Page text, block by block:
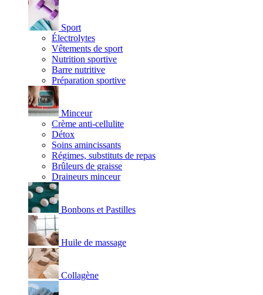
Sport
Électrolytes
Vêtements de sport
Nutrition sportive
Barre nutritive
Préparation sportive
Minceur
Crème anti-cellulite
Détox
Soins amincissants
Régimes, substituts de repas
Brûleurs de graisse
Draineurs minceur
Bonbons et Pastilles
Huile de massage
Collagène